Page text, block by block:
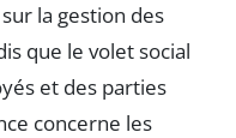
la gestion des
que le volet social
et des parties
concerne les